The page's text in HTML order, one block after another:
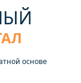
основе